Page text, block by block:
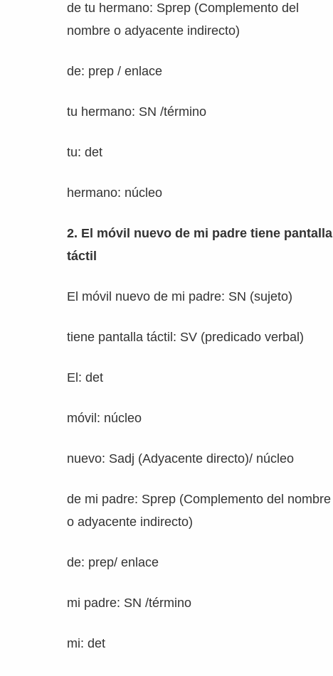
de tu hermano: Sprep (Complemento del
nombre o adyacente indirecto)
de: prep / enlace
tu hermano: SN /término
tu: det
hermano: núcleo
2. El móvil nuevo de mi padre tiene pantalla
táctil
El móvil nuevo de mi padre: SN (sujeto)
tiene pantalla táctil: SV (predicado verbal)
El: det
móvil: núcleo
nuevo: Sadj (Adyacente directo)/ núcleo
de mi padre: Sprep (Complemento del nombre
o adyacente indirecto)
de: prep/ enlace
mi padre: SN /término
mi: det